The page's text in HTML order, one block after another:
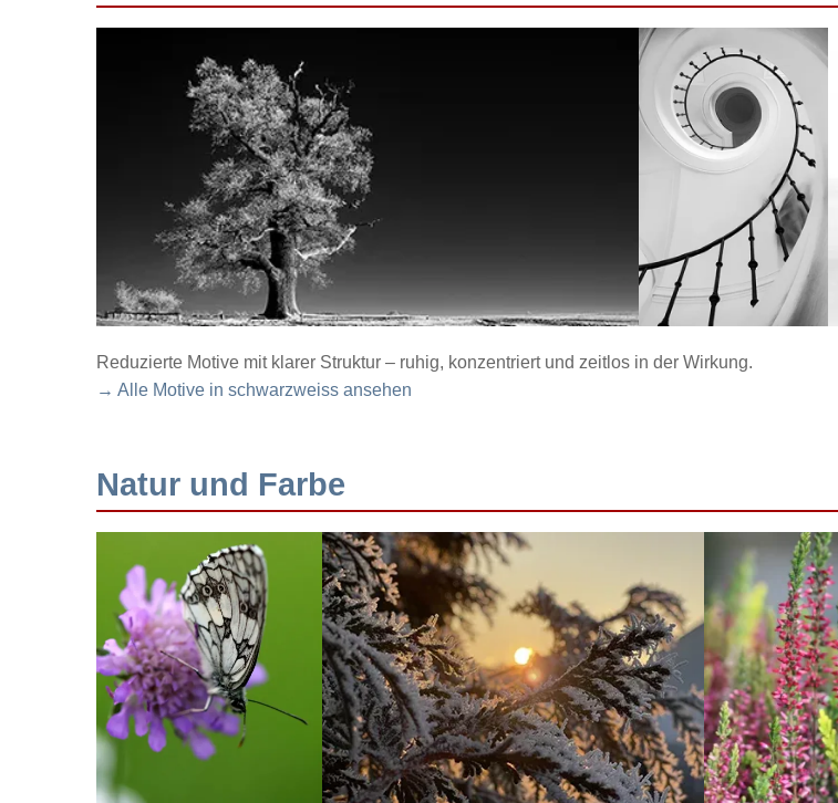
Reduzierte Motive mit klarer Struktur – ruhig, konzentriert und zeitlos in der Wirkung.
→ Alle Motive in schwarzweiss ansehen
Natur und Farbe